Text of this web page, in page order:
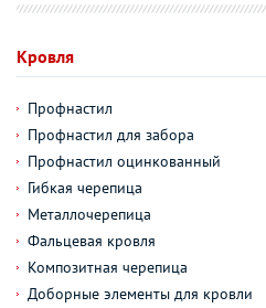
Кровля
Профнастил
Профнастил для забора
Профнастил оцинкованный
Гибкая черепица
Металлочерепица
Фальцевая кровля
Композитная черепица
Доборные элементы для кровли